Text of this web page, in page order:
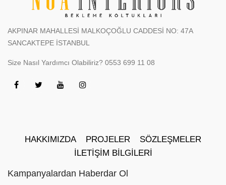
AKPINAR MAHALLESİ MALKOÇOĞLU CADDESİ NO: 47A
SANCAKTEPE İSTANBUL
Size Nasıl Yardımcı Olabiliriz? 0553 699 11 08
HAKKIMIZDA PROJELER
SÖZLEŞMELER
İLETIŞIM BILGILERI
Kampanyalardan Haberdar Ol